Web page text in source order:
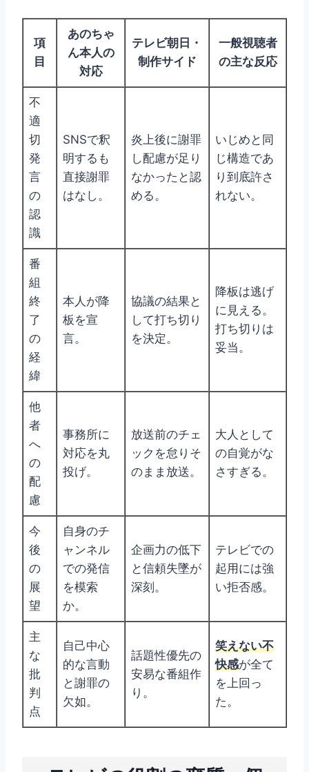
項
目
あのちゃ
ん本人の
対応
テレビ朝日・
制作サイド
一般視聴者
の主な反応
不
適
切
発
言
の
認
識
SNSで釈
明するも
直接謝罪
はなし。
炎上後に謝罪
し配慮が足り
なかったと認
める。
いじめと同
じ構造であ
り到底許さ
れない。
番
組
終
了
の
経
緯
本人が降
板を宣
言。
協議の結果と
して打ち切り
を決定。
降板は逃げ
に見える。
打ち切りは
妥当。
他
者
へ
の
配
慮
事務所に
対応を丸
投げ。
放送前のチェ
ックを怠りそ
のまま放送。
大人として
の自覚がな
さすぎる。
今
後
の
展
望
自身のチ
ャンネル
での発信
を模索
か。
企画力の低下
と信頼失墜が
深刻。
テレビでの
起用には強
い拒否感。
主
な
批
判
点
自己中心
的な言動
と謝罪の
欠如。
話題性優先の
安易な番組作
り。
笑えない不
快感が全て
を上回っ
た。